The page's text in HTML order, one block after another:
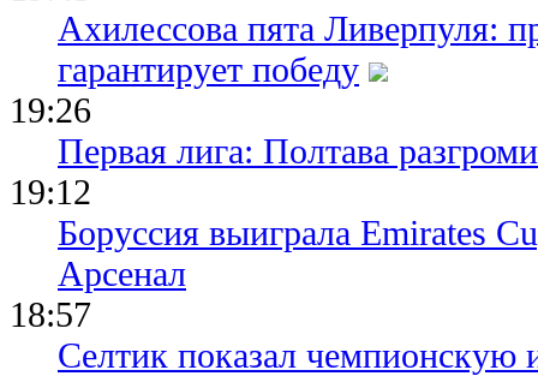
Ахилессова пята Ливерпуля:
гарантирует победу
19:26
Первая лига: Полтава
19:12
Боруссия выиграла Emirates
Арсенал
18:57
Селтик показал чемпионскую